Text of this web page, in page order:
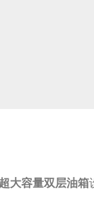
大容量双层油箱